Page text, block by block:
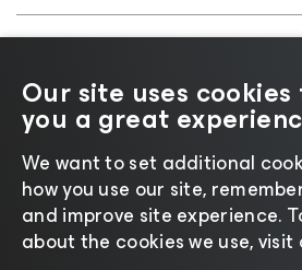
Aviso de Cookies|
licenciamento |Recursos
Mudar
Our site uses cookies
you a great
We want to set additional
how you use our site,
and improve site experience.
about the cookies we use, visit